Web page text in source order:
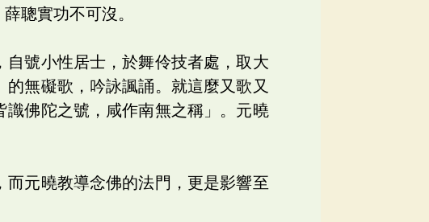
聰實功不可沒。
號小性居士，於舞伶技者處，取大
無礙歌，吟詠諷誦。就這麼又歌又
佛陀之號，咸作南無之稱」。元曉
元曉教導念佛的法門，更是影響至